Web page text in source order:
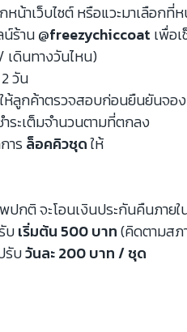
น้าเว็บไซต์ หรือแวะมาเลือกที่ห
ร้าน@freezychiccoat เพื่อ
เดินทางวันไหน)
วัน
ห้ลูกค้าตรวจสอบก่อนยืนยันจอง
ำระเต็มจำนวนตามที่ตกลง
ารล็อคคิวชุดให้
ปกติ จะโอนเงินประกันคืนภายใ
บเริ่มต้น 500 บาท(คิดตามสภ
รับวันละ 200 บาท / ชุด